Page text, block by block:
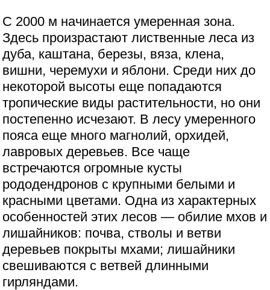
С 2000 м начинается умеренная зона.
Здесь произрастают лиственные леса из
дуба, каштана, березы, вяза, клена,
вишни, черемухи и яблони. Среди них до
некоторой высоты еще попадаются
тропические виды растительности, но они
постепенно исчезают. В лесу умеренного
пояса еще много магнолий, орхидей,
лавровых деревьев. Все чаще
встречаются огромные кусты
рододендронов с крупными белыми и
красными цветами. Одна из характерных
особенностей этих лесов — обилие мхов и
лишайников: почва, стволы и ветви
деревьев покрыты мхами; лишайники
свешиваются с ветвей длинными
гирляндами.